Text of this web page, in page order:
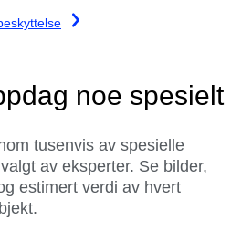
noe spesielt
tusenvis av spesielle
av eksperter. Se bilder,
estimert verdi av hvert